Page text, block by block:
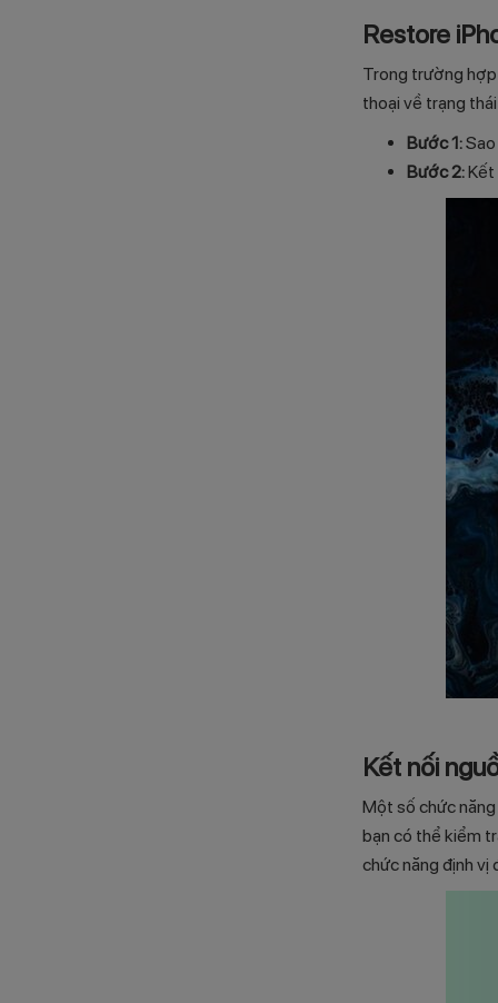
Restore
Trong trường hợp
thoại về trạng
Bước 1:
Bước 2:Kết
Kết nối
Một số chức
bạn có thể kiểm
chức năng định vị